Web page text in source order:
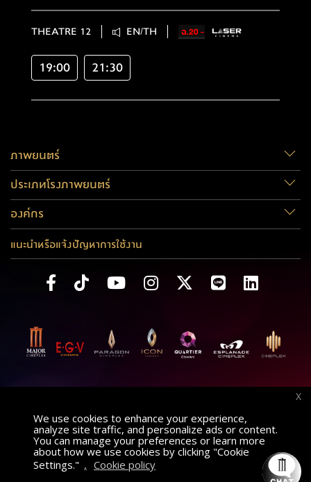
We use cookies to enhance your experience,
analyze site traffic, and personalize ads or content.
You can manage your preferences or learn more
about how we use cookies by clicking "Cookie
Settings." , Cookie policy
X
THEATRE 12 EN/TH
19:00 21:30
ภาพยนตร์
ประเภทโรงภาพยนตร์
องค์กร
แนะนำหรือแจ้งปัญหาการใช้งาน